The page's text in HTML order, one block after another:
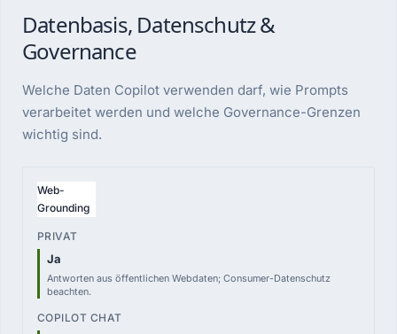
Datenbasis, Datenschutz &
Governance
Welche Daten Copilot verwenden darf, wie Prompts
verarbeitet werden und welche Governance-Grenzen
wichtig sind.
VERGLEICHSPUNKT
—
MSA / privat
COPILOT CHAT
0,00 €
Web-
Grounding
Ja
Antworten aus öffentlichen Webdaten; Consumer-Datenschutz
beachten.